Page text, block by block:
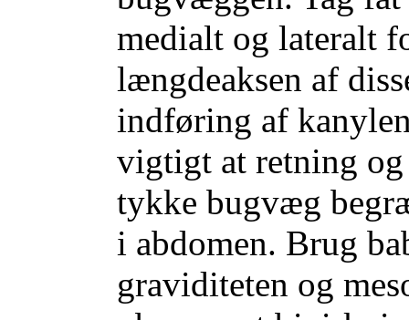
medialt og lateralt
længdeaksen af
indføring af
vigtigt at retning
tykke bugvæg
i abdomen. Brug
graviditeten og